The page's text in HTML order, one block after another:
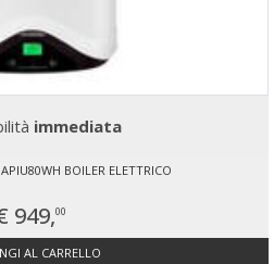
immediata
BOILER ELETTRICO
949,00
AL CARRELLO